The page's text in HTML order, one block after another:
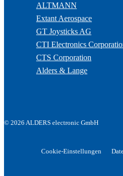
ALTMANN
Extant Aerospace
GT Joysticks AG
CTI Electronics
CTS Corporation
Alders & Lange
© 2026 ALDERS electronic GmbH
Cookie-Einstellungen